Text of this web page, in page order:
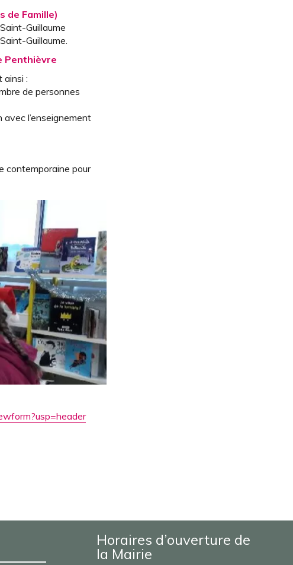
de Famille)
Guillaume
Guillaume.
Penthièvre
:
de personnes
l’enseignement
contemporaine pour
Horaires d’ouverture de
la Mairie